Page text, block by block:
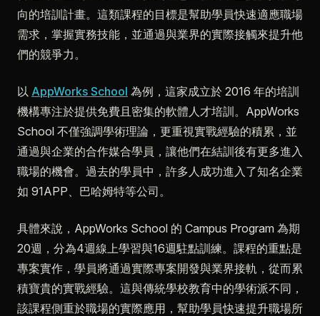
向的培訓計畫。這類課程的目標是幫助學員快速適應職場
需求，掌握實務技能，並通過與業界的實際接觸來提升他
們的競爭力。
以 AppWorks School 為例，這家成立於 2016 年的培訓
機構專注於提供免費且密集的軟體人才培訓。AppWorks
School 不僅強調學術理論，更重視實戰經驗的積累，並
通過與企業的合作媒合學員，讓他們在結訓後有更多進入
職場的機會。過去的學員中，許多人成功進入了知名企業
如 91APP、巴哈姆特等公司。
具體來說，AppWorks School 的 Campus Program 為期
20週，分為4週線上學習與16週駐點訓練。課程的重點是
專案實作，學員將通過實際專案開發與業界接軌，從而累
積寶貴的實戰經驗。這與傳統學校教育中的學術派不同，
該課程側重於職場的實際應用，幫助學員快速提升職場所